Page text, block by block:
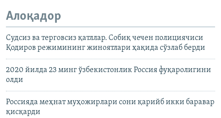
Алоқадор
Судсиз ва терговсиз қатллар. Собиқ чечен полициячиси
Қодиров режимининг жиноятлари ҳақида сўзлаб берди
2020 йилда 23 минг ўзбекистонлик Россия фуқаролигини
олди
Россияда меҳнат муҳожирлари сони қарийб икки баравар
қисқарди